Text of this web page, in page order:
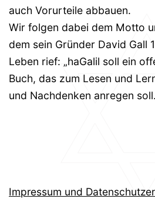
auch Vorurteile abbauen.
Wir folgen dabei dem Motto
dem sein Gründer David Gall
Leben rief: „haGalil soll ein
Buch, das zum Lesen und
und Nachdenken anregen soll.
Impressum und